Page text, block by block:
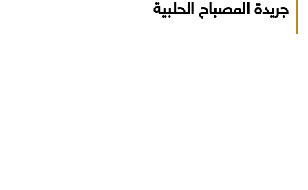
جريدة المصباح الحلبية